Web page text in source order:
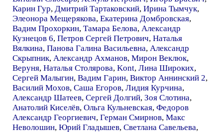
Карин Гур, Дмитрий Тартаковский, Ирина Тымчук,
Элеонора Мещерякова, Екатерина Домбровская,
Вадим Прохоркин, Тамара Белова, Александр
Кузнецов 6, Петров Сергей Петрович, Наталья
Вялкина, Панова Галина Васильевна, Александр
Скрыпник, Александр Ахманов, Мирон Веклюк,
Веруня, Наталья Столярова, Kont, Лина Широких,
Сергей Малыгин, Вадим Гарин, Виктор Аннинский 2,
Василий Мохов, Саша Егоров, Лидия Курчина,
Александр Шатеев, Сергей Долгий, Зоя Слотина,
Анатолий Киселёв, Ольга Кульневская, Федоров
Александр Георгиевич, Герман Смирнов, Макс
Неволошин, Юрий Гладышев, Светлана Савельева,